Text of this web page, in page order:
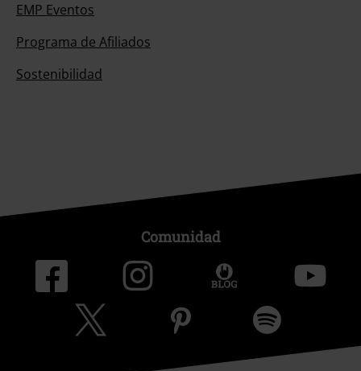
EMP Eventos
Programa de Afiliados
Sostenibilidad
Comunidad